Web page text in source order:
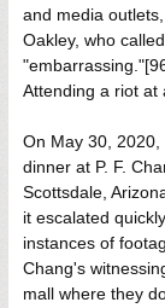
and media
Oakley, who
Attending a riot at
On May 30,
dinner at P. F.
Scottsdale,
it escalated
instances of
Chang's
mall where they